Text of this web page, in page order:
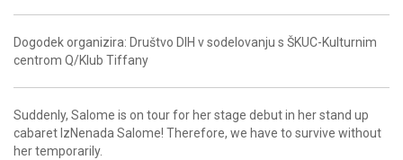
Dogodek organizira: Društvo DIH v sodelovanju s ŠKUC-Kulturnim
centrom Q/Klub Tiffany
Suddenly, Salome is on tour for her stage debut in her stand up
cabaret IzNenada Salome! Therefore, we have to survive without
her temporarily.